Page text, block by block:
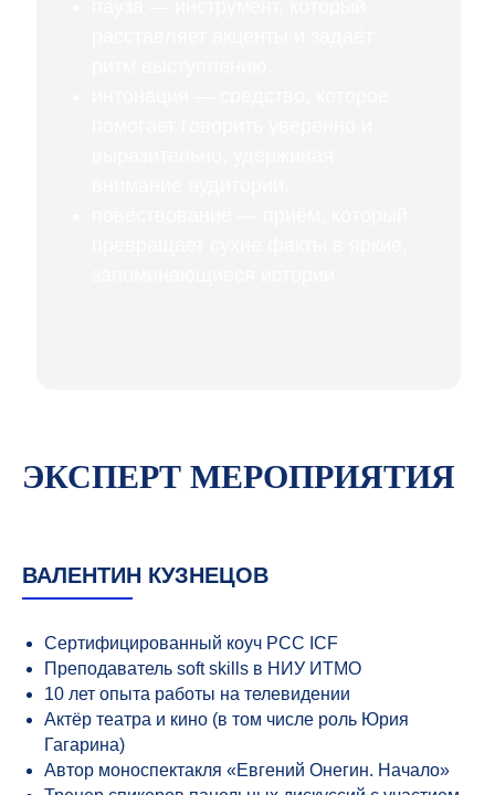
ЭКСПЕРТ МЕРОПРИЯТИЯ
ВАЛЕНТИН КУЗНЕЦОВ
Сертифицированный коуч PCC ICF
Преподаватель soft skills в НИУ ИТМО
10 лет опыта работы на телевидении
Актёр театра и кино (в том числе роль Юрия
Гагарина)
Автор моноспектакля «Евгений Онегин. Начало»